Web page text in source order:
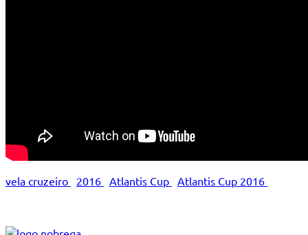
vela cruzeiro 2016 Atlantis Cup Atlantis Cup 2016